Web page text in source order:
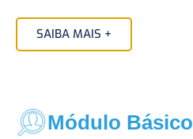
SAIBA MAIS +
Módulo Básico